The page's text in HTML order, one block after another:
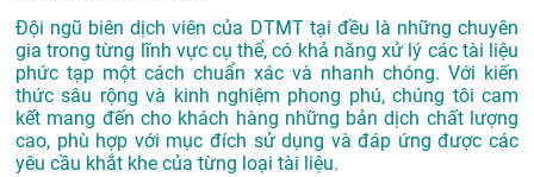
Đội ngũ biên dịch viên của DTMT tại đều là những chuyên
gia trong từng lĩnh vực cụ thể, có khả năng xử lý các tài liệu
phức tạp một cách chuẩn xác và nhanh chóng. Với kiến
thức sâu rộng và kinh nghiệm phong phú, chúng tôi cam
kết mang đến cho khách hàng những bản dịch chất lượng
cao, phù hợp với mục đích sử dụng và đáp ứng được các
yêu cầu khắt khe của từng loại tài liệu.